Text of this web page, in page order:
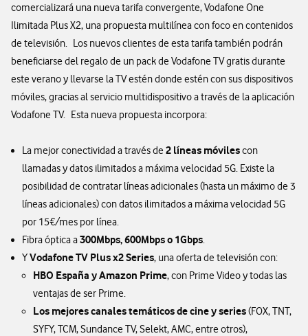
comercializará una nueva tarifa convergente, Vodafone One
Ilimitada Plus X2, una propuesta multilínea con foco en contenidos
de televisión. Los nuevos clientes de esta tarifa también podrán
beneficiarse del regalo de un pack de Vodafone TV gratis durante
este verano y llevarse la TV estén donde estén con sus dispositivos
móviles, gracias al servicio multidispositivo a través de la aplicación
Vodafone TV. Esta nueva propuesta incorpora:
La mejor conectividad a través de 2 líneas móvilescon
llamadas y datos ilimitados a máxima velocidad 5G. Existe la
posibilidad de contratar líneas adicionales (hasta un máximo de 3
líneas adicionales) con datos ilimitados a máxima velocidad 5G
por 15€/mes por línea.
Fibra óptica a300Mbps, 600Mbps o 1Gbps.
YVodafone TV Plus x2 Series, una oferta de televisión con:
HBO España y Amazon Prime, con Prime Video y todas las
ventajas de ser Prime.
Los mejores canales temáticos de cine y series(FOX, TNT,
SYFY, TCM, Sundance TV, Selekt, AMC, entre otros),